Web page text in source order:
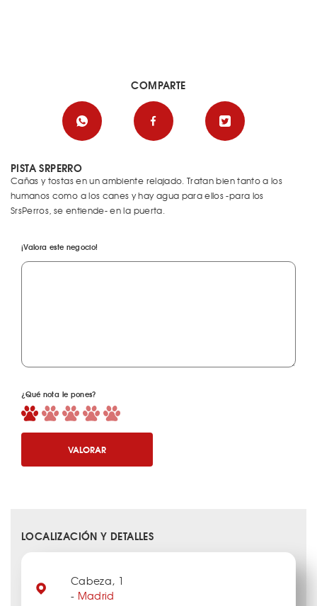
PISTA SRPERRO
Cañas y tostas en un ambiente relajado. Tratan bien tanto a los
humanos como a los canes y hay agua para ellos -para los
SrsPerros, se entiende- en la puerta.
¡Valora este negocio!
¿Qué nota le pones?
VALORAR
COMPARTE
LOCALIZACIÓN Y DETALLES
Cabeza, 1
- Madrid